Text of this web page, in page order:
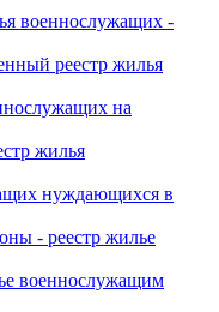
военнослужащих -
реестр жилья
на
жилья
нуждающихся в
- реестр жилье
военнослужащим